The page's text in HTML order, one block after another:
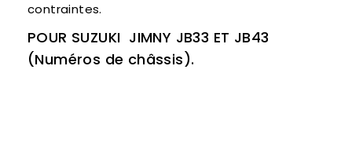
contraintes.
POUR SUZUKI JIMNY JB33 ET JB43
(Numéros de châssis).